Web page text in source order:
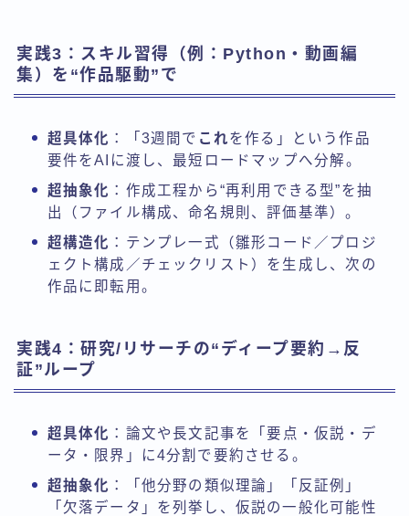
実践3：スキル習得（例：Python・動画編
集）を“作品駆動”で
超具体化 ：「3週間で これを作る」という作品
要件をAIに渡し、最短ロードマップへ分解。
超抽象化 ：作成工程から“再利用できる型”を抽
出（ファイル構成、命名規則、評価基準）。
超構造化 ：テンプレ一式（雛形コード／プロジ
ェクト構成／チェックリスト）を生成し、次の
作品に即転用。
実践4：研究/リサーチの“ディープ要約→反
証”ループ
超具体化 ：論文や長文記事を「要点・仮説・デ
ータ・限界」に4分割で要約させる。
超抽象化 ：「他分野の類似理論」「反証例」
「欠落データ」を列挙し、仮説の一般化可能性